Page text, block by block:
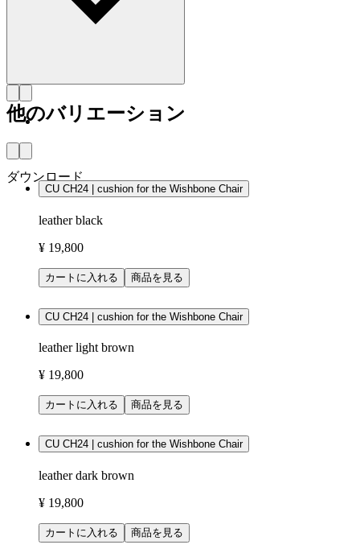
ダウンロード
他のバリエーション
CU CH24 | cushion for the Wishbone Chair
leather black
¥ 19,800
カートに入れる 商品を見る
CU CH24 | cushion for the Wishbone Chair
leather light brown
¥ 19,800
カートに入れる 商品を見る
CU CH24 | cushion for the Wishbone Chair
leather dark brown
¥ 19,800
カートに入れる 商品を見る